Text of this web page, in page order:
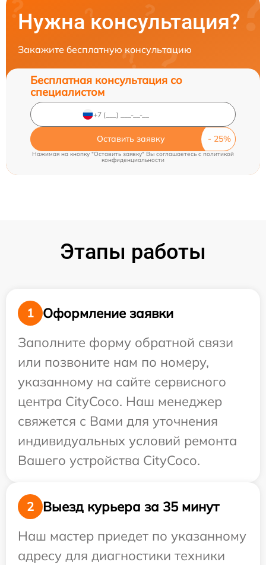
Нужна консультация?
Закажите бесплатную консультацию
Бесплатная консультация со
специалистом
Оставить заявку
Нажимая на кнопку "Оставить заявку" Вы соглашаетесь cполитикой
конфиденциальности
Этапы работы
1
Оформление заявки
Заполните форму обратной связи
или позвоните нам по номеру,
указанному на сайте сервисного
центра CityCoco. Наш менеджер
свяжется с Вами для уточнения
индивидуальных условий ремонта
Вашего устройства CityCoco.
2
Выезд курьера за 35 минут
Наш мастер приедет по указанному
адресу для диагностики техники